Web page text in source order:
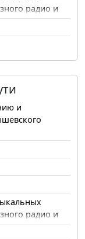
радио и
Леонид
и
радио и